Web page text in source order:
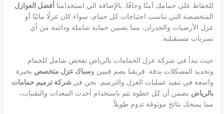
للحفاظ على حمامك آمنًا وجافًا. بالإضافة الي استخدامنا أفضل العوازل
المتخصصة التي تناسب احتياجات كل حمام، سواء كان عزلًا مائيًا أو
عزل الأرضيات والجدران، مما يضمن حماية شاملة ودائمة من أي
تسربات مستقبلية.
حيث نبدأ في شركة عزل الحمامات بالرياض بفحص شامل للحمام
وتحديد المشكلات بدقة. فريقنا يضم فنيين وسباك عزل متخصص بخبرة
واسعة في تنفيذ عمليات العزل والترميم. نحن في شركة ترميم حمامات
بالرياض نضمن أن كل خطوة تتم باستخدام أحدث المعدات والتقنيات،
مما يمنحك نتائج موثوقة تدوم طويلاً.